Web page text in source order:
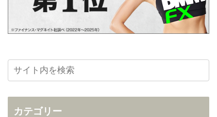
カテゴリー